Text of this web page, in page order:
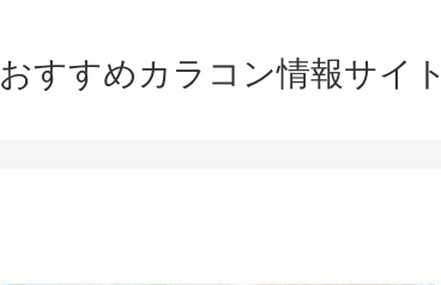
おすすめカラコン情報サイト